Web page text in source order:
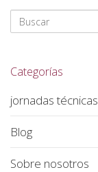
Categorías
jornadas técnicas
Blog
Sobre nosotros